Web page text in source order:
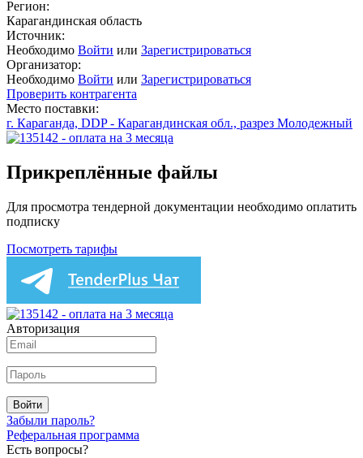
Регион:
Карагандинская область
Источник:
Необходимо Войти или Зарегистрироваться
Организатор:
Необходимо Войти или Зарегистрироваться
Проверить контрагента
Место поставки:
г. Караганда, DDP - Карагандинская обл., разрез Молодежный
Прикреплённые файлы
Для просмотра тендерной документации необходимо оплатить
подписку
Посмотреть тарифы
Авторизация
Войти
Забыли пароль?
Реферальная программа
Есть вопросы?